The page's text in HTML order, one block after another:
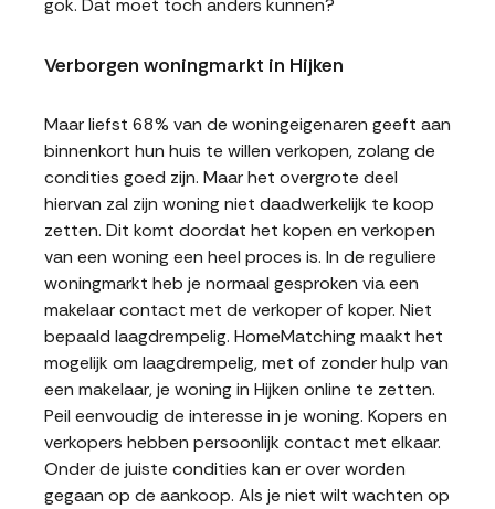
gok. Dat moet toch anders kunnen?
Verborgen woningmarkt in Hijken
Maar liefst 68% van de woningeigenaren geeft aan
binnenkort hun huis te willen verkopen, zolang de
condities goed zijn. Maar het overgrote deel
hiervan zal zijn woning niet daadwerkelijk te koop
zetten. Dit komt doordat het kopen en verkopen
van een woning een heel proces is. In de reguliere
woningmarkt heb je normaal gesproken via een
makelaar contact met de verkoper of koper. Niet
bepaald laagdrempelig. HomeMatching maakt het
mogelijk om laagdrempelig, met of zonder hulp van
een makelaar, je woning in Hijken online te zetten.
Peil eenvoudig de interesse in je woning. Kopers en
verkopers hebben persoonlijk contact met elkaar.
Onder de juiste condities kan er over worden
gegaan op de aankoop. Als je niet wilt wachten op